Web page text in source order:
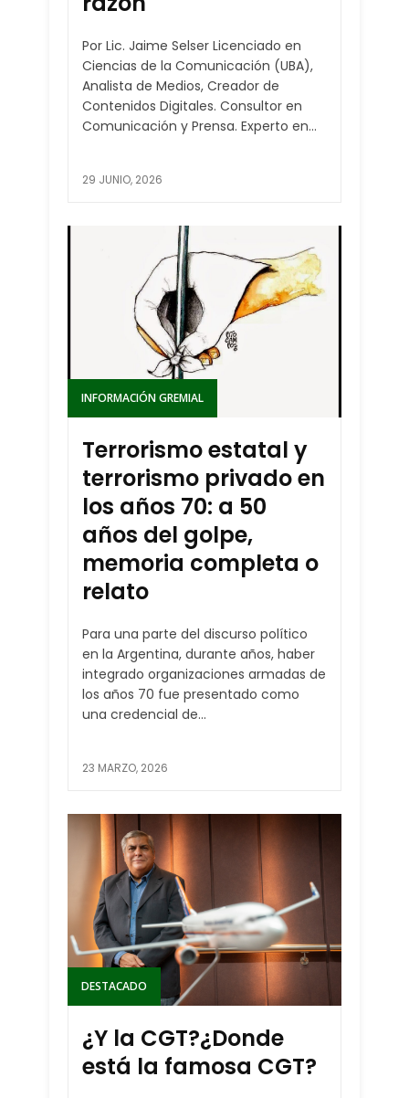
Por Lic. Jaime Selser Licenciado en
Ciencias de la Comunicación (UBA),
Analista de Medios, Creador de
Contenidos Digitales. Consultor en
Comunicación y Prensa. Experto en...
29 JUNIO, 2026
INFORMACIÓN GREMIAL
Terrorismo estatal y
terrorismo privado en
los años 70: a 50
años del golpe,
memoria completa o
relato
Para una parte del discurso político
en la Argentina, durante años, haber
integrado organizaciones armadas de
los años 70 fue presentado como
una credencial de...
23 MARZO, 2026
DESTACADO
¿Y la CGT?¿Donde
está la famosa CGT?